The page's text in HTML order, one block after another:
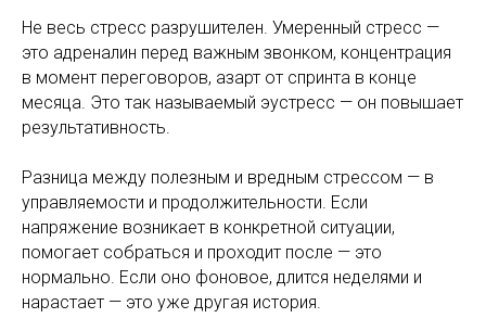
Не весь стресс разрушителен. Умеренный стресс —
это адреналин перед важным звонком, концентрация
в момент переговоров, азарт от спринта в конце
месяца. Это так называемый эустресс — он повышает
результативность.
Разница между полезным и вредным стрессом — в
управляемости и продолжительности. Если
напряжение возникает в конкретной ситуации,
помогает собраться и проходит после — это
нормально. Если оно фоновое, длится неделями и
нарастает — это уже другая история.